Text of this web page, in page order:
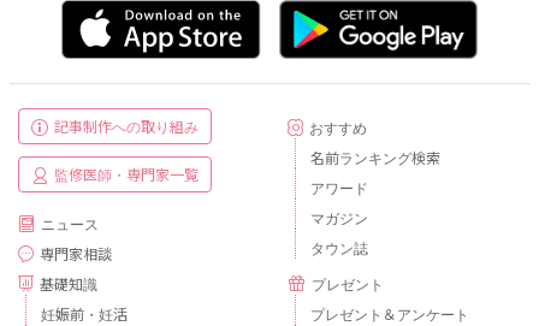
記事制作への取り組み
監修医師・専門家一覧
ニュース
専門家相談
基礎知識
妊娠前・妊活
おすすめ
名前ランキング検索
アワード
マガジン
タウン誌
プレゼント
プレゼント＆アンケート